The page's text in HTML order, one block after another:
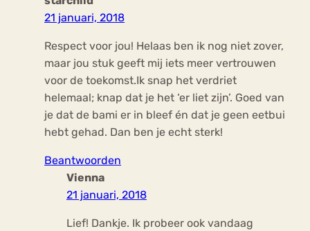
21 januari, 2018
Respect voor jou! Helaas ben ik nog niet zover,
maar jou stuk geeft mij iets meer vertrouwen
voor de toekomst.Ik snap het verdriet
helemaal; knap dat je het ‘er liet zijn’. Goed van
je dat de bami er in bleef én dat je geen eetbui
hebt gehad. Dan ben je echt sterk!
Beantwoorden
Vienna
21 januari, 2018
Lief! Dankje. Ik probeer ook vandaag